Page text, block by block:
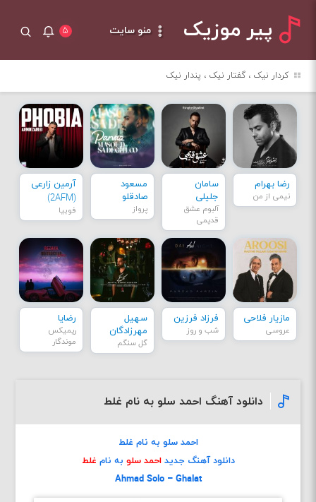
پیر موزیک منو سایت ۵
کردار نیک ، گفتار نیک ، پندار نیک
رضا بهرام
نیمی از من
سامان
جلیلی
آلبوم عشق
قدیمی
مسعود
صادقلو
پرواز
آرمین زارعی
(2AFM)
فوبیا
مازیار فلاحی
عروسی
فرزاد فرزین
شب و روز
سهیل
مهرزادگان
گل سنگم
رضایا
ریمیکس
موندگار
دانلود آهنگ احمد سلو به نام غلط
احمد سلو به نام غلط
دانلود آهنگ جدید احمد سلو به نام غلط
Ahmad Solo – Ghalat